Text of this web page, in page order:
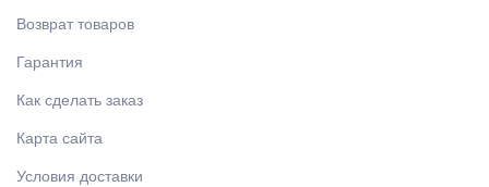
МАТЕРИАЛЫ ДЛЯ ЛЕЧЕНИЯ СЛИЗИСТОЙ
РЕНТГЕНОВСКИЕ МАТЕРИАЛЫ
Возврат товаров
Гарантия
Как сделать заказ
Карта сайта
Условия доставки